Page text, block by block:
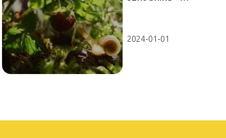
2024-01-01